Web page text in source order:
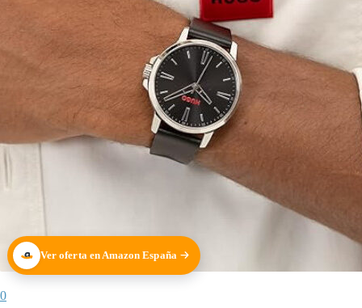
Ver oferta en Amazon España
0